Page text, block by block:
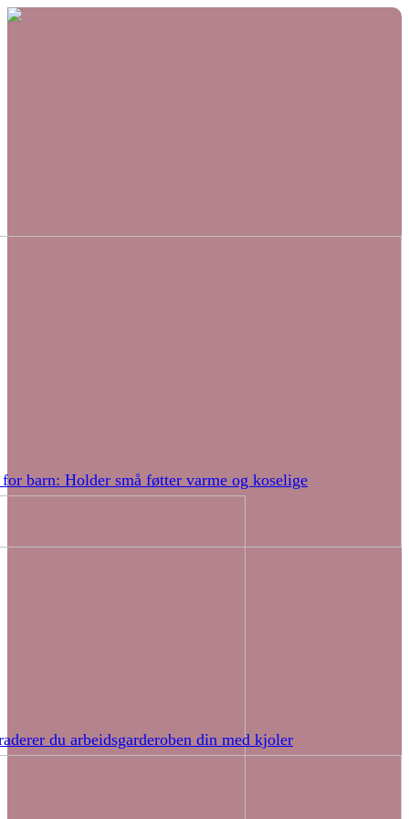
barn: Holder små føtter varme og koselige
du arbeidsgarderoben din med kjoler